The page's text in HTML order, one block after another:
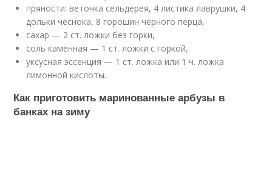
пряности: веточка сельдерея, 4 листика лаврушки, 4
дольки чеснока, 8 горошин чёрного перца,
сахар — 2 ст. ложки без горки,
соль каменная — 1 ст. ложки с горкой,
уксусная эссенция — 1 ст. ложка или 1 ч. ложка
лимонной кислоты.
Как приготовить маринованные арбузы в
банках на зиму